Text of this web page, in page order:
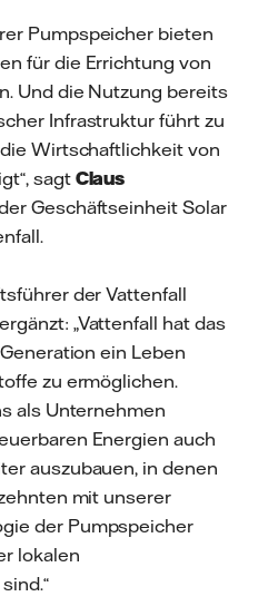
Pumpspeicher bieten
für die Errichtung von
Und die Nutzung bereits
Infrastruktur führt zu
Wirtschaftlichkeit von
sagt Claus
Geschäftseinheit Solar
der Vattenfall
„Vattenfall hat das
ein Leben
zu ermöglichen.
als Unternehmen
Energien auch
auszubauen, in denen
mit unserer
der Pumpspeicher
lokalen